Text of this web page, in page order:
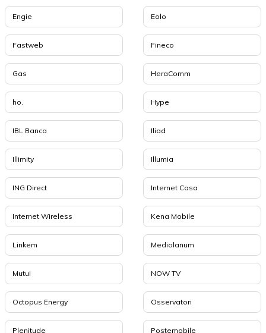
Engie Eolo
Fastweb Fineco
Gas HeraComm
ho. Hype
IBL Banca Iliad
Illimity Illumia
ING Direct Internet Casa
Internet Wireless Kena Mobile
Linkem Mediolanum
Mutui NOW TV
Octopus Energy Osservatori
Plenitude Postemobile